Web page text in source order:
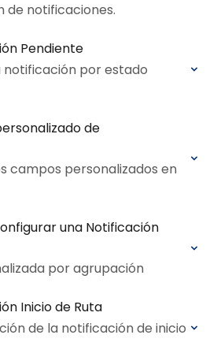
notificaciones.
Pendiente
notificación por estado
de
campos personalizados en
una Notificación
por agrupación
Inicio de Ruta